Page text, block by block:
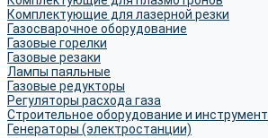
Комплектующие для лазерной резки
Газосварочное оборудование
Газовые горелки
Газовые резаки
Лампы паяльные
Газовые редукторы
Регуляторы расхода газа
Строительное оборудование и инструмент
Генераторы (электростанции)